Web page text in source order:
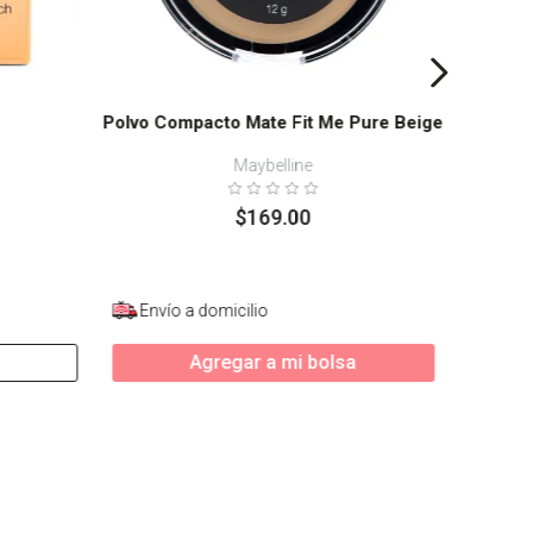
Polvo Compacto Mate Fit Me Pure Beige
Maybelline
$169.00
Envío a domicilio
Agregar a mi bolsa